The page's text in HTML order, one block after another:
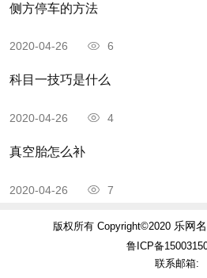
侧方停车的方法
2020-04-26 6
科目一技巧是什么
2020-04-26 4
真空胎怎么补
2020-04-26 7
版权所有 Copyright©2020 乐网
鲁ICP备
联系邮箱: